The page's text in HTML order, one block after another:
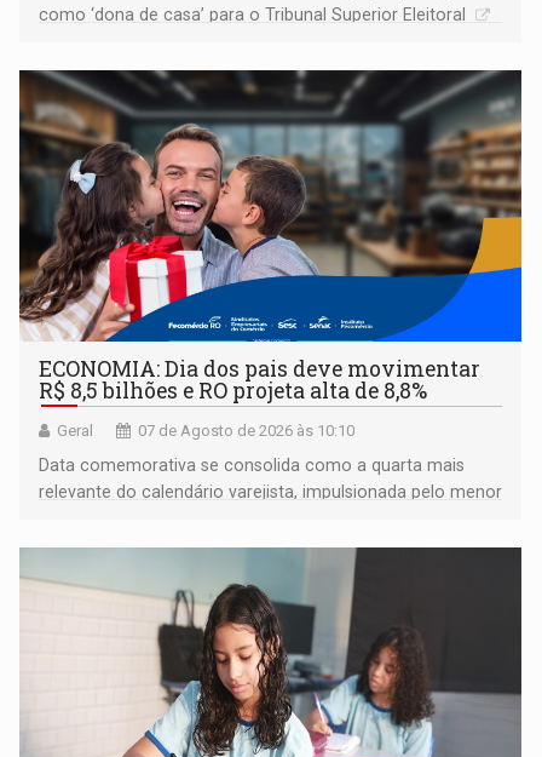
como ‘dona de casa’ para o Tribunal Superior Eleitoral
ECONOMIA: Dia dos pais deve movimentar
R$ 8,5 bilhões e RO projeta alta de 8,8%
Geral 07 de Agosto de 2026 às 10:10
Data comemorativa se consolida como a quarta mais
relevante do calendário varejista, impulsionada pelo menor
média do trabalhador